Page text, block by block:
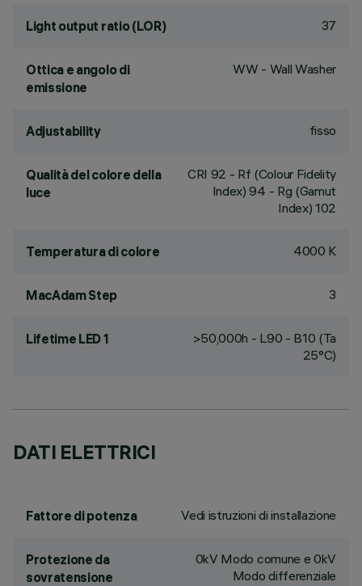
Light output ratio (LOR) 37
Ottica e angolo di
emissione
WW - Wall Washer
Adjustability fisso
Qualità del colore della
luce
CRI 92 - Rf (Colour Fidelity
Index) 94 - Rg (Gamut
Index) 102
Temperatura di colore 4000 K
MacAdam Step 3
Lifetime LED 1
>50,000h - L90 - B10 (Ta
25°C)
DATI ELETTRICI
Fattore di potenza Vedi istruzioni di installazione
Protezione da
sovratensione
0kV Modo comune e 0kV
Modo differenziale